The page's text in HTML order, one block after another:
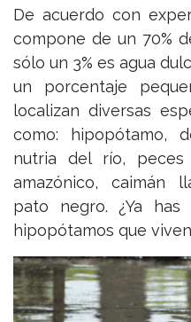
De acuerdo con
compone de un 70%
sólo un 3% es agua
un porcentaje
localizan diversas
como: hipopótamo,
nutria del río,
amazónico, caimán
pato negro. ¿Ya
hipopótamos que